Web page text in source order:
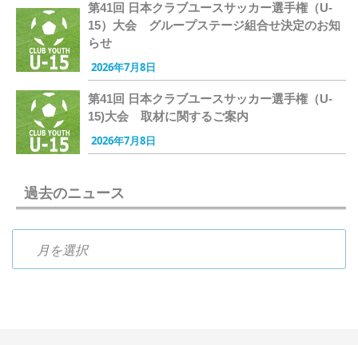
第41回 日本クラブユースサッカー選手権（U-
15）大会 グループステージ組合せ決定のお知
らせ
2026年7月8日
第41回 日本クラブユースサッカー選手権（U-
15)大会 取材に関するご案内
2026年7月8日
過去のニュース